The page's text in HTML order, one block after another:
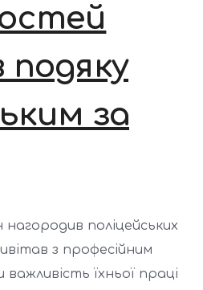
подяку
за
поліцейських
з професійним
їхньої праці